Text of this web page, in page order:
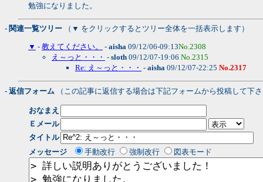
勉強になりました。
- 関連一覧ツリー （▼ をクリックするとツリー全体を一括表示します）
▼ - 教えてください。 - aisha 09/12/06-09:13No.2308
え～っと・・・ - sloth 09/12/07-19:06 No.2315
Re: え～っと・・・ - aisha 09/12/07-22:25 No.2317
- 返信フォーム （この記事に返信する場合は下記フォームから投稿して下
おなまえ
Ｅメール
タイトル
メッセージ
手動改行 強制改行 図表モード